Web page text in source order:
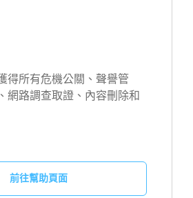
得所有危機公關、聲譽管
網路調查取證、內容刪除和
前往幫助頁面